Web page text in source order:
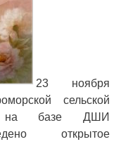
23 ноября
сельской
на базе ДШИ
открытое